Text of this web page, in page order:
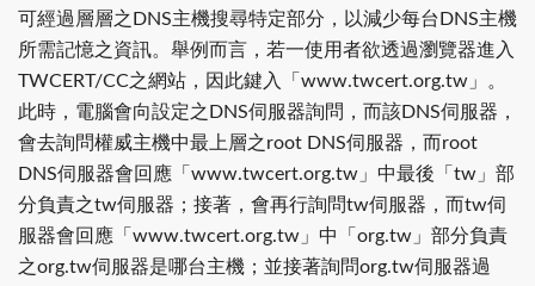
可經過層層之DNS主機搜尋特定部分，以減少每台DNS主機
所需記憶之資訊。舉例而言，若一使用者欲透過瀏覽器進入
TWCERT/CC之網站，因此鍵入「www.twcert.org.tw」。
此時，電腦會向設定之DNS伺服器詢問，而該DNS伺服器，
會去詢問權威主機中最上層之root DNS伺服器，而root
DNS伺服器會回應「www.twcert.org.tw」中最後「tw」部
分負責之tw伺服器；接著，會再行詢問tw伺服器，而tw伺
服器會回應「www.twcert.org.tw」中「org.tw」部分負責
之org.tw伺服器是哪台主機；並接著詢問org.tw伺服器過